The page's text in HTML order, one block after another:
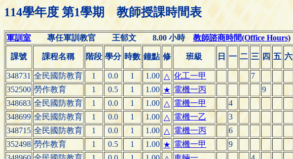
114學年度 第1學期 教師授課時間表
軍訓室專任軍訓教官 王郁文 8.00 小時教師諮商時間(Office Hours)
課號 課程名稱 階段 學分 時數 鐘點 修 班級 日 一 二 三 四 五 六
348731 全民國防教育 1 0.0 1 1.00 △ 化工一甲 7
352500 勞作教育 1 0.5 1 1.00 ★ 電機一丙 9
348683 全民國防教育 1 0.0 1 1.00 △ 電機一甲 4
348699 全民國防教育 1 0.0 1 1.00 △ 電機一乙 3
348715 全民國防教育 1 0.0 1 1.00 △ 電機一丙 6
352498 勞作教育 1 0.5 1 1.00 ★ 電機一甲 9